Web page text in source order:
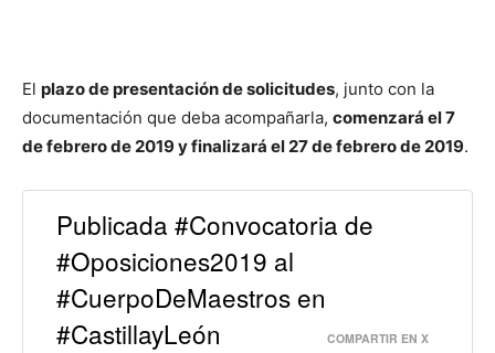
El plazo de presentación de solicitudes, junto con la
documentación que deba acompañarla, comenzará el 7
de febrero de 2019 y finalizará el 27 de febrero de 2019.
Publicada #Convocatoria de
#Oposiciones2019 al
#CuerpoDeMaestros en
#CastillayLeón
COMPARTIR EN X